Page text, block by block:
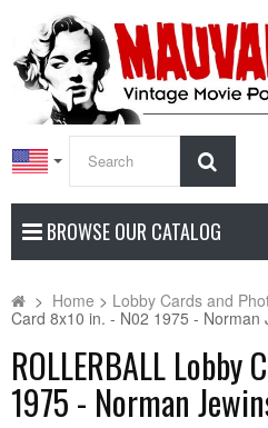
BROWSE OUR CATALOG
> Home > Lobby Cards and
Card 8x10 in. - N02 1975 - Norman
ROLLERBALL
1975 - Norman